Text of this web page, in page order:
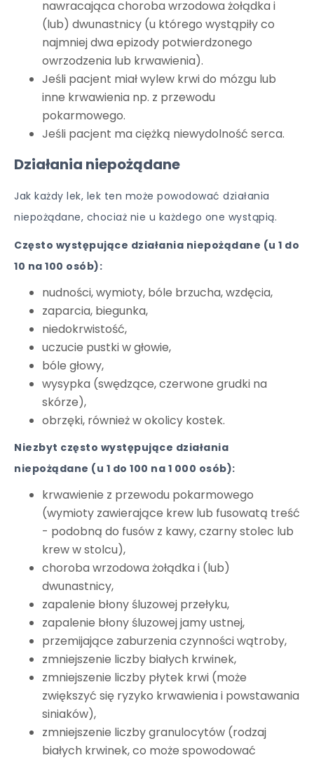
nawracająca choroba wrzodowa żołądka i
(lub) dwunastnicy (u którego wystąpiły co
najmniej dwa epizody potwierdzonego
owrzodzenia lub krwawienia).
Jeśli pacjent miał wylew krwi do mózgu lub
inne krwawienia np. z przewodu
pokarmowego.
Jeśli pacjent ma ciężką niewydolność serca.
Działania niepożądane
Jak każdy lek, lek ten może powodować działania
niepożądane, chociaż nie u każdego one wystąpią.
Często występujące działania niepożądane (u 1 do
10 na 100 osób):
nudności, wymioty, bóle brzucha, wzdęcia,
zaparcia, biegunka,
niedokrwistość,
uczucie pustki w głowie,
bóle głowy,
wysypka (swędzące, czerwone grudki na
skórze),
obrzęki, również w okolicy kostek.
Niezbyt często występujące działania
niepożądane (u 1 do 100 na 1 000 osób):
krwawienie z przewodu pokarmowego
(wymioty zawierające krew lub fusowatą treść
- podobną do fusów z kawy, czarny stolec lub
krew w stolcu),
choroba wrzodowa żołądka i (lub)
dwunastnicy,
zapalenie błony śluzowej przełyku,
zapalenie błony śluzowej jamy ustnej,
przemijające zaburzenia czynności wątroby,
zmniejszenie liczby białych krwinek,
zmniejszenie liczby płytek krwi (może
zwiększyć się ryzyko krwawienia i powstawania
siniaków),
zmniejszenie liczby granulocytów (rodzaj
białych krwinek, co może spowodować